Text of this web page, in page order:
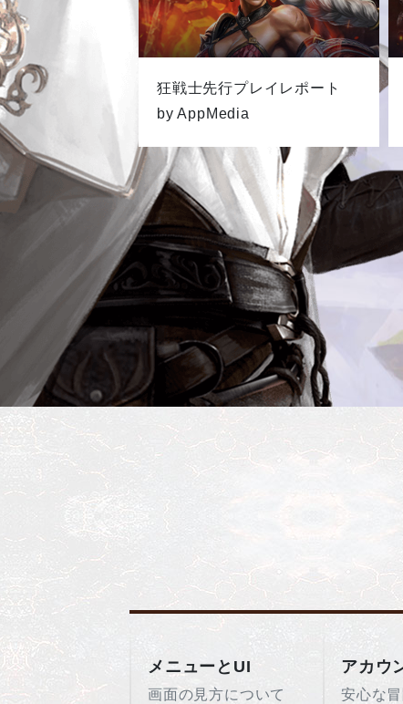
狂戦士先行プレイレポート
by AppMedia
メニューとUI
画面の見方について
アカウ
安心な